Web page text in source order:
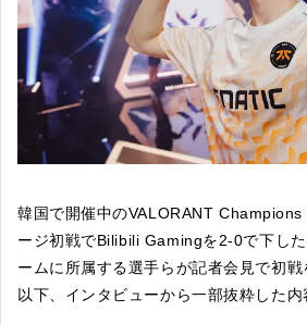
韓国で開催中のVALORANT
ージ初戦でBilibili Gamingを2-0で下し
ームに所属する選手らが記者会見で初戦
以下、インタビューから一部抜粋した内